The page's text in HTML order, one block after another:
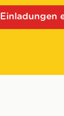
Einladungen